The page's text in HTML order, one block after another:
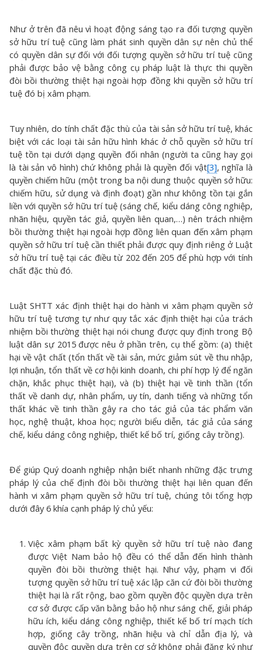
Như ở trên đã nêu vì hoạt động sáng tạo ra đối tượng quyền
sở hữu trí tuệ cũng làm phát sinh quyền dân sự nên chủ thể
có quyền dân sự đối với đối tượng quyền sở hữu trí tuệ cũng
phải được bảo vệ bằng công cụ pháp luật là thực thi quyền
đòi bồi thường thiệt hại ngoài hợp đồng khi quyền sở hữu trí
tuệ đó bị xâm phạm.
Tuy nhiên, do tính chất đặc thù của tài sản sở hữu trí tuệ, khác
biệt với các loại tài sản hữu hình khác ở chỗ quyền sở hữu trí
tuệ tồn tại dưới dạng quyền đối nhân (người ta cũng hay gọi
là tài sản vô hình) chứ không phải là quyền đối vật[3], nghĩa là
quyền chiếm hữu (một trong ba nội dung thuộc quyền sở hữu:
chiếm hữu, sử dụng và định đoạt) gần như không tồn tại gắn
liền với quyền sở hữu trí tuệ (sáng chế, kiểu dáng công nghiệp,
nhãn hiệu, quyền tác giả, quyền liên quan,…) nên trách nhiệm
bồi thường thiệt hại ngoài hợp đồng liên quan đến xâm phạm
quyền sở hữu trí tuệ cần thiết phải được quy định riêng ở Luật
sở hữu trí tuệ tại các điều từ 202 đến 205 để phù hợp với tính
chất đặc thù đó.
Luật SHTT xác định thiệt hại do hành vi xâm phạm quyền sở
hữu trí tuệ tương tự như quy tắc xác định thiệt hại của trách
nhiệm bồi thường thiệt hại nói chung được quy định trong Bộ
luật dân sự 2015 được nêu ở phần trên, cụ thể gồm: (a) thiệt
hại về vật chất (tổn thất về tài sản, mức giảm sút về thu nhập,
lợi nhuận, tổn thất về cơ hội kinh doanh, chi phí hợp lý để ngăn
chặn, khắc phục thiệt hại), và (b) thiệt hại về tinh thần (tổn
thất về danh dự, nhân phẩm, uy tín, danh tiếng và những tổn
thất khác về tinh thần gây ra cho tác giả của tác phẩm văn
học, nghệ thuật, khoa học; người biểu diễn, tác giả của sáng
chế, kiểu dáng công nghiệp, thiết kế bố trí, giống cây trồng).
Để giúp Quý doanh nghiệp nhận biết nhanh những đặc trưng
pháp lý của chế định đòi bồi thường thiệt hại liên quan đến
hành vi xâm phạm quyền sở hữu trí tuệ, chúng tôi tổng hợp
dưới đây 6 khía cạnh pháp lý chủ yếu:
Việc xâm phạm bất kỳ quyền sở hữu trí tuệ nào đang
được Việt Nam bảo hộ đều có thể dẫn đến hình thành
quyền đòi bồi thường thiệt hại. Như vậy, phạm vi đối
tượng quyền sở hữu trí tuệ xác lập căn cứ đòi bồi thường
thiệt hại là rất rộng, bao gồm quyền độc quyền dựa trên
cơ sở được cấp văn bằng bảo hộ như sáng chế, giải pháp
hữu ích, kiểu dáng công nghiệp, thiết kế bố trí mạch tích
hợp, giống cây trồng, nhãn hiệu và chỉ dẫn địa lý, và
quyền độc quyền dựa trên cơ sở không phải đăng ký như